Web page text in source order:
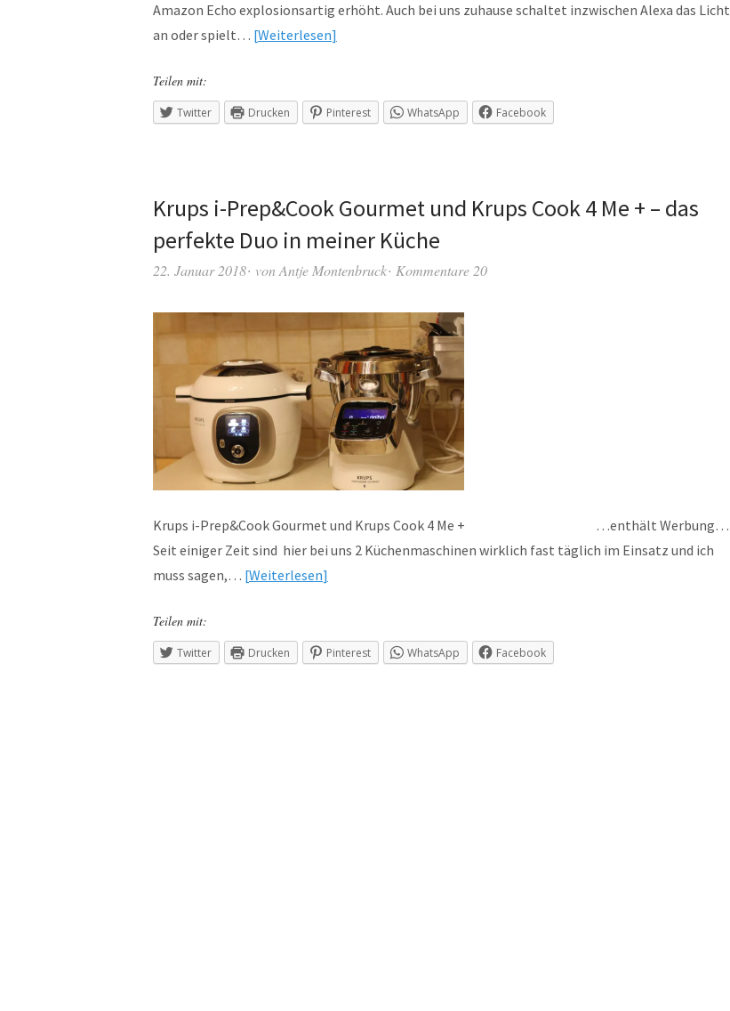
Amazon Echo explosionsartig erhöht. Auch bei uns zuhause schaltet inzwischen Alexa das Licht
an oder spielt… Weiterlesen
Teilen mit:
Twitter Drucken Pinterest WhatsApp Facebook
Krups i-Prep&Cook Gourmet und Krups Cook 4 Me + – das
perfekte Duo in meiner Küche
22. Januar 2018 vonAntje Montenbruck Kommentare 20
Krups i-Prep&Cook Gourmet und Krups Cook 4 Me + …enthält Werbung…
Seit einiger Zeit sind hier bei uns 2 Küchenmaschinen wirklich fast täglich im Einsatz und ich
muss sagen,… Weiterlesen
Teilen mit:
Twitter Drucken Pinterest WhatsApp Facebook